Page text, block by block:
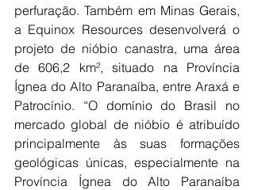
perfuração. Também em Minas Gerais,
a Equinox Resources desenvolverá o
projeto de nióbio canastra, uma área
de 606,2 km², situado na Província
Ígnea do Alto Paranaíba, entre Araxá e
Patrocínio. “O domínio do Brasil no
mercado global de nióbio é atribuído
principalmente às suas formações
geológicas únicas, especialmente na
Província Ígnea do Alto Paranaíba